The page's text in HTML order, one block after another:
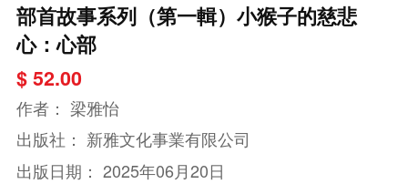
部首故事系列（第一輯）小猴子的慈悲
心：心部
$ 52.00
作者： 梁雅怡
出版社： 新雅文化事業有限公司
出版日期： 2025年06月20日